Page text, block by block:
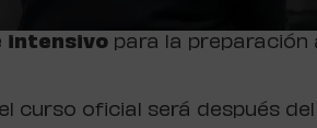
intensivo para la preparación
curso oficial será después